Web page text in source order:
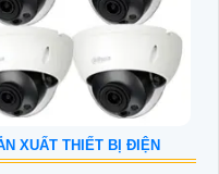
XUẤT THIẾT BỊ ĐIỆN